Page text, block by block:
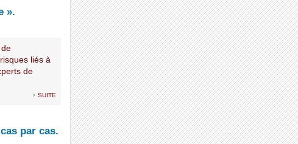
».
liés à
de
suite
par cas.